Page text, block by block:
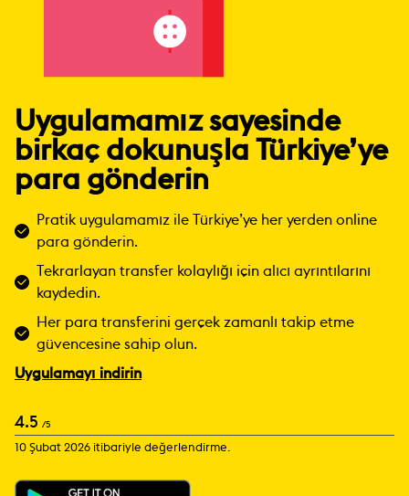
Uygulamamız sayesinde
birkaç dokunuşla Türkiye’ye
para gönderin
Pratik uygulamamız ile Türkiye’ye her yerden online
para gönderin.
Tekrarlayan transfer kolaylığı için alıcı ayrıntılarını
kaydedin.
Her para transferini gerçek zamanlı takip etme
güvencesine sahip olun.
Uygulamayı indirin
4.5 /5
10 Şubat 2026 itibariyle değerlendirme.